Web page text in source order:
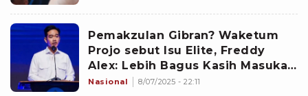
Pemakzulan Gibran? Waketum
Projo sebut Isu Elite, Freddy
Alex: Lebih Bagus Kasih Masukan
ke Prabowo
Nasional 8/07/2025 - 22:11